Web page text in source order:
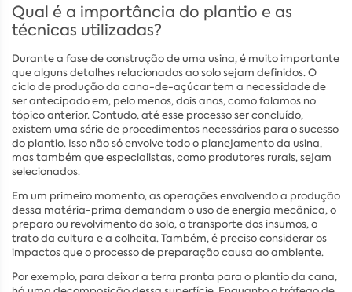
Qual é a importância do plantio e as
técnicas utilizadas?
Durante a fase de construção de uma usina, é muito importante
que alguns detalhes relacionados ao solo sejam definidos. O
ciclo de produção da cana-de-açúcar tem a necessidade de
ser antecipado em, pelo menos, dois anos, como falamos no
tópico anterior. Contudo, até esse processo ser concluído,
existem uma série de procedimentos necessários para o sucesso
do plantio. Isso não só envolve todo o planejamento da usina,
mas também que especialistas, como produtores rurais, sejam
selecionados.
Em um primeiro momento, as operações envolvendo a produção
dessa matéria-prima demandam o uso de energia mecânica, o
preparo ou revolvimento do solo, o transporte dos insumos, o
trato da cultura e a colheita. Também, é preciso considerar os
impactos que o processo de preparação causa ao ambiente.
Por exemplo, para deixar a terra pronta para o plantio da cana,